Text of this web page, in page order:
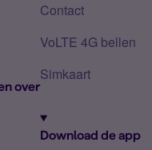
over
Contact
VoLTE 4G bellen
Simkaart
Download de app